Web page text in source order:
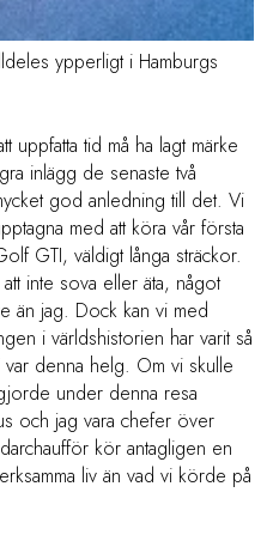
ypperligt i Hamburgs
uppfatta tid må ha lagt märke
inlägg de senaste två
god anledning till det. Vi
med att köra vår första
GTI, väldigt långa sträckor.
inte sova eller äta, något
än jag. Dock kan vi med
i världshistorien har varit så
denna helg. Om vi skulle
under denna resa
och jag vara chefer över
kör antagligen en
liv än vad vi körde på